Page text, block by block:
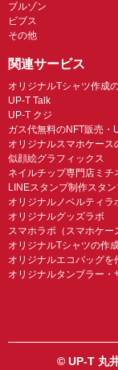
ブルゾン
ビブス
その他
関連サービス
オリジナルTシャツ作成
UP-T Talk
UP-T クジ
ガス代無料のNFT販売・
オリジナルスマホケース
似顔絵グラフィックス
ネイルチップ専門店ミチ
LINEスタンプ制作スタ
オリジナルノベルティラ
オリジナルグッズラボ
スマホラボ（スマホケー
オリジナルTシャツの作
オリジナルエコバッグを
オリジナルタンブラー・
© UP-T 丸